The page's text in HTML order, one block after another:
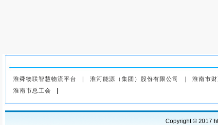
上一篇：舜龙公司党委举行树
立和践行正确政绩观学习教育
读书班开班式、交流研讨暨党
淮舜物联智慧物流平台 淮河能源（集团）股份有限公司
淮南市
淮南市总工会
Copyright © 2017